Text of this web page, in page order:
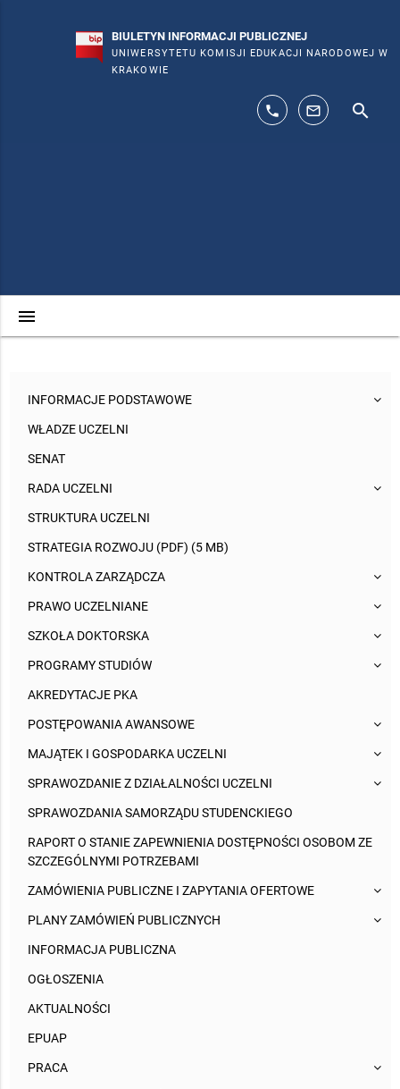
BIULETYN INFORMACJI PUBLICZNEJ
UNIWERSYTETU KOMISJI EDUKACJI NARODOWEJ W
KRAKOWIE
phone mail_outline search
menu
INFORMACJE PODSTAWOWE
WŁADZE UCZELNI
SENAT
RADA UCZELNI
STRUKTURA UCZELNI
STRATEGIA ROZWOJU (PDF) (5 MB)
KONTROLA ZARZĄDCZA
PRAWO UCZELNIANE
SZKOŁA DOKTORSKA
PROGRAMY STUDIÓW
AKREDYTACJE PKA
POSTĘPOWANIA AWANSOWE
MAJĄTEK I GOSPODARKA UCZELNI
SPRAWOZDANIE Z DZIAŁALNOŚCI UCZELNI
SPRAWOZDANIA SAMORZĄDU STUDENCKIEGO
RAPORT O STANIE ZAPEWNIENIA DOSTĘPNOŚCI OSOBOM ZE
SZCZEGÓLNYMI POTRZEBAMI
ZAMÓWIENIA PUBLICZNE I ZAPYTANIA OFERTOWE
PLANY ZAMÓWIEŃ PUBLICZNYCH
INFORMACJA PUBLICZNA
OGŁOSZENIA
AKTUALNOŚCI
EPUAP
PRACA